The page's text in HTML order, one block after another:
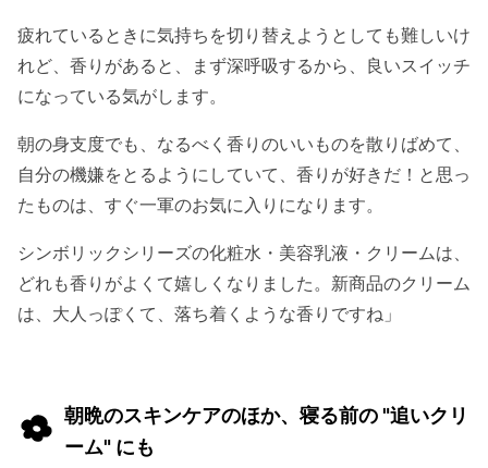
疲れているときに気持ちを切り替えようとしても難しいけ
れど、香りがあると、まず深呼吸するから、良いスイッチ
になっている気がします。
朝の身支度でも、なるべく香りのいいものを散りばめて、
自分の機嫌をとるようにしていて、香りが好きだ！と思っ
たものは、すぐ一軍のお気に入りになります。
シンボリックシリーズの化粧水・美容乳液・クリームは、
どれも香りがよくて嬉しくなりました。新商品のクリーム
は、大人っぽくて、落ち着くような香りですね」
朝晩のスキンケアのほか、寝る前の "追いクリ
ーム" にも